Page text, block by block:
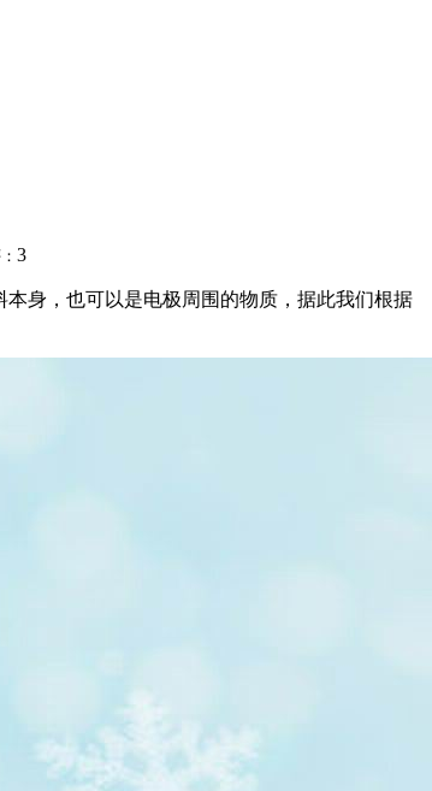
3
身，也可以是电极周围的物质，据此我们根据